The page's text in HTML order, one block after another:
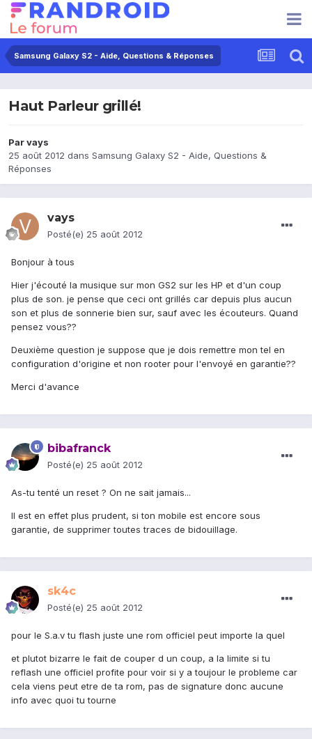
Samsung Galaxy S2 - Aide, Questions & Réponses
Haut Parleur grillé!
Parvays
25 août 2012 dans Samsung Galaxy S2 - Aide, Questions &
Réponses
vays
Posté(e) 25 août 2012
Bonjour à tous
Hier j'écouté la musique sur mon GS2 sur les HP et d'un coup
plus de son. je pense que ceci ont grillés car depuis plus aucun
son et plus de sonnerie bien sur, sauf avec les écouteurs. Quand
pensez vous??
Deuxième question je suppose que je dois remettre mon tel en
configuration d'origine et non rooter pour l'envoyé en garantie??
Merci d'avance
bibafranck
Posté(e) 25 août 2012
As-tu tenté un reset ? On ne sait jamais...
Il est en effet plus prudent, si ton mobile est encore sous
garantie, de supprimer toutes traces de bidouillage.
sk4c
Posté(e) 25 août 2012
pour le S.a.v tu flash juste une rom officiel peut importe la quel
et plutot bizarre le fait de couper d un coup, a la limite si tu
reflash une officiel profite pour voir si y a toujour le probleme car
cela viens peut etre de ta rom, pas de signature donc aucune
info avec quoi tu tourne